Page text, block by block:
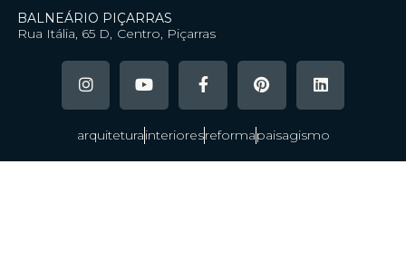
BALNEÁRIO PIÇARRAS
Rua Itália, 65 D, Centro, Piçarras
arquiteturainterioresreformapaisagismo